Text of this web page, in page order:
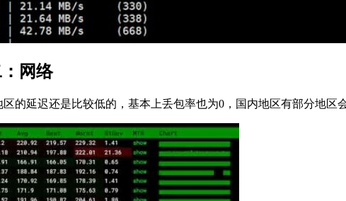
网络
的延迟还是比较低的，基本上丢包率也为0，国内地区有部分地区